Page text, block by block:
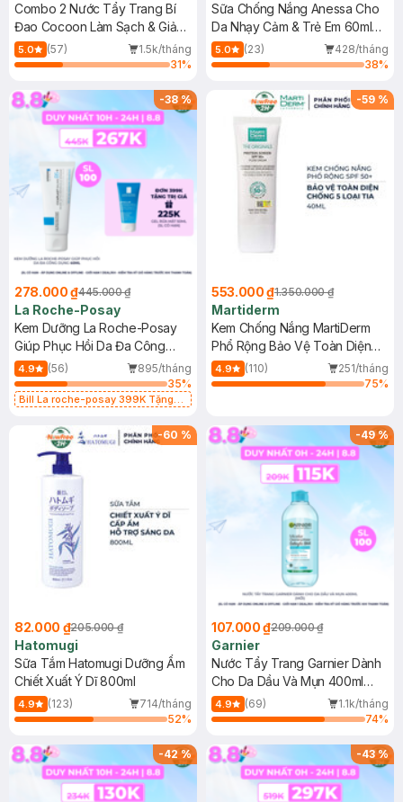
Combo 2 Nước Tẩy Trang Bí
Đao Cocoon Làm Sạch & Giảm
Dầu 500ml
5.0 (57)
1.5k/tháng
31%
Sữa Chống Nắng Anessa Cho
Da Nhạy Cảm & Trẻ Em 60ml
(Mới)
5.0 (23)
428/tháng
38%
-38%
278.000 ₫445.000 ₫
La Roche-Posay
Kem Dưỡng La Roche-Posay
Giúp Phục Hồi Da Đa Công
Dụng 40ml
4.9 (56)
895/tháng
35%
Bill La roche-posay 399K Tặng
(SL có hạn)
-59 %
553.000 ₫1.350.000 ₫
Martiderm
Kem Chống Nắng MartiDerm
Phổ Rộng Bảo Vệ Toàn Diện
40ml
4.9 (110)
251/tháng
75%
-60 %
82.000 ₫205.000 ₫
Hatomugi
Sữa Tắm Hatomugi Dưỡng Ẩm
Chiết Xuất Ý Dĩ 800ml
4.9 (123)
714/tháng
52%
-49%
107.000 ₫209.000 ₫
Garnier
Nước Tẩy Trang Garnier Dành
Cho Da Dầu Và Mụn 400ml
(Mới)
4.9 (69)
1.1k/tháng
74%
-42% -43%